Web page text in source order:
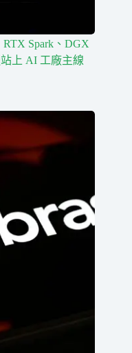
Spark、DGX
站上 AI 工廠主線